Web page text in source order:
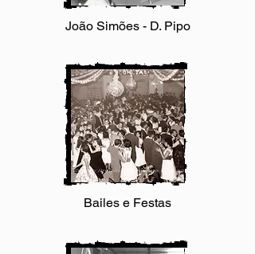
João Simões - D. Pipo
Bailes e Festas